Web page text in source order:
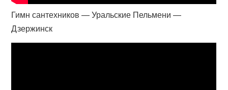
Гимн сантехников — Уральские Пельмени —
Дзержинск